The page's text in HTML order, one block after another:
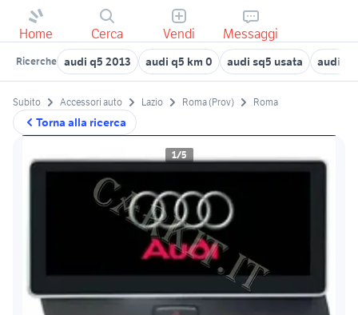
Home Cerca Vendi Messaggi
Ricerche audi q5 2013 audi q5 km 0 audi sq5 usata audi
Torna alla ricerca
Subito Accessori auto Lazio Roma (Prov) Roma
1/5